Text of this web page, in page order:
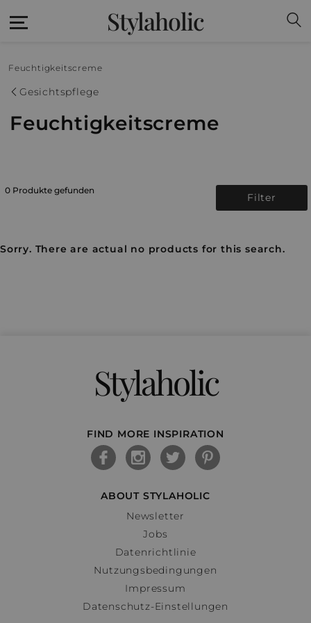
Stylaholic
Feuchtigkeitscreme
Gesichtspflege
Feuchtigkeitscreme
0 Produkte gefunden
Filter
Sorry. There are actual no products for this search.
Stylaholic
FIND MORE INSPIRATION
ABOUT STYLAHOLIC
Newsletter
Jobs
Datenrichtlinie
Nutzungsbedingungen
Impressum
Datenschutz-Einstellungen